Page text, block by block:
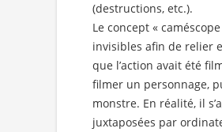
(destructions, etc.).
Le concept «
invisibles afin de relier
que l’action avait été
filmer un personnage,
monstre. En réalité, il
juxtaposées par